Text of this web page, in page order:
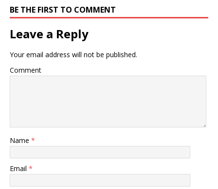
BE THE FIRST TO COMMENT
Leave a Reply
Your email address will not be published.
Comment
Name *
Email *